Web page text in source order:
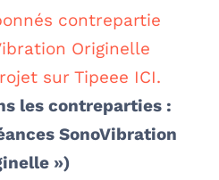
contrepartie
Originelle
sur Tipeee ICI.
les contreparties :
SonoVibration
»)